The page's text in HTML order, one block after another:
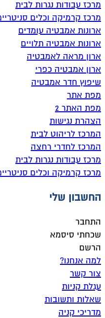
מרכז עבודות נגרות לבית
מרכז קרמיקה וכלים
ארונות אמבטיה עומדים
ארונות אמבטיה תלויים
ארון מראה לאמבטיה
ארון אמבטיה כפרי
שיפוץ חדר אמבטיה
מפת אתר
מפת האתר 2
הצהרת נגישות
המרכז לריהוט לבית
המרכז לחדרי רחצה
מרכז עבודות נגרות לבית
מרכז קרמיקה וכלים
החשבון שלי
התחבר
שכחתי סיסמא
הרשם
למה אנחנו?
צור קשר
עגלת קניות
שאלות ותשובות
מדריכי קניה